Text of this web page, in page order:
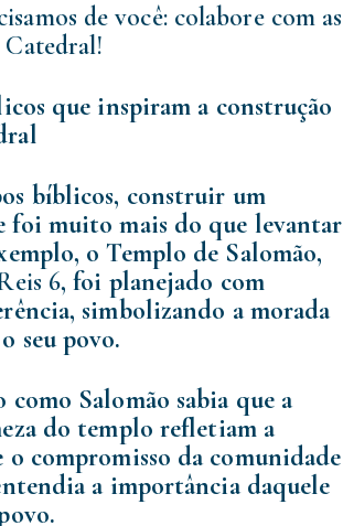
de você: colabore com as
que inspiram a construção
bíblicos, construir um
foi muito mais do que levantar
o Templo de Salomão,
6, foi planejado com
simbolizando a morada
seu povo.
como Salomão sabia que a
do templo refletiam a
compromisso da comunidade
a importância daquele